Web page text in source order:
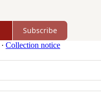
Subscribe
∙ Collection notice